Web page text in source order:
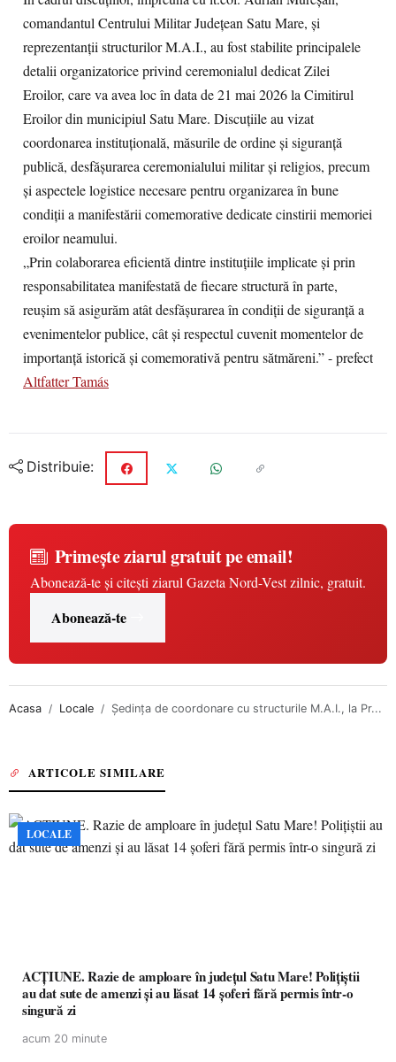
comandantul Centrului Militar Județean Satu Mare, și
reprezentanții structurilor M.A.I., au fost stabilite principalele
detalii organizatorice privind ceremonialul dedicat Zilei
Eroilor, care va avea loc în data de 21 mai 2026 la Cimitirul
Eroilor din municipiul Satu Mare. Discuțiile au vizat
coordonarea instituțională, măsurile de ordine și siguranță
publică, desfășurarea ceremonialului militar și religios, precum
și aspectele logistice necesare pentru organizarea în bune
condiții a manifestării comemorative dedicate cinstirii memoriei
eroilor neamului.
„Prin colaborarea eficientă dintre instituțiile implicate și prin
responsabilitatea manifestată de fiecare structură în parte,
reușim să asigurăm atât desfășurarea în condiții de siguranță a
evenimentelor publice, cât și respectul cuvenit momentelor de
importanță istorică și comemorativă pentru sătmăreni.” - prefect
Altfatter Tamás
Distribuie:
Primește ziarul gratuit pe email!
Abonează-te și citești ziarul Gazeta Nord-Vest zilnic, gratuit.
Abonează-te
Acasa Locale Ședința de coordonare cu structurile M.A.I., la Pr...
ARTICOLE SIMILARE
LOCALE
ACȚIUNE. Razie de amploare în județul Satu Mare! Polițiștii
au dat sute de amenzi și au lăsat 14 șoferi fără permis într-o
singură zi
acum 20 minute